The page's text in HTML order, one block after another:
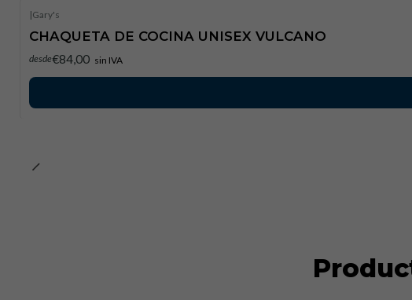
|Gary's
CHAQUETA DE COCINA UNISEX VULCANO
desde€84,00 sin IVA